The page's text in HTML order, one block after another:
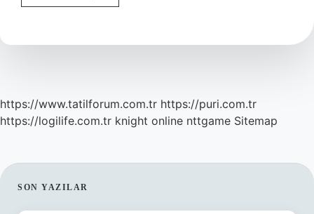
Temel
https://www.tatilforum.com.tr https://puri.com.tr
https://logilife.com.tr knight online nttgame Sitemap
SIDEBAR
SON YAZILAR